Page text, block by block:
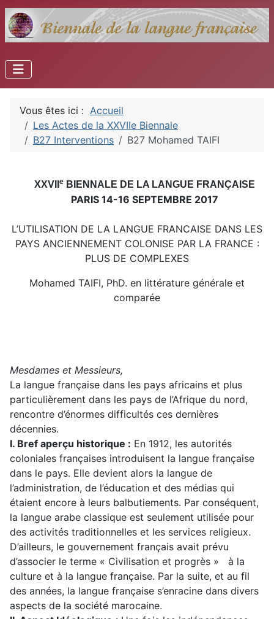
Vous êtes ici : Accueil
Les Actes de la XXVIIe Biennale
B27 Interventions
B27 Mohamed TAIFI
XXVII eBIENNALE DE LA LANGUE FRANÇAISE
PARIS 14-16 SEPTEMBRE 2017
L’UTILISATION DE LA LANGUE FRANCAISE DANS LES
PAYS ANCIENNEMENT COLONISE PAR LA FRANCE :
PLUS DE COMPLEXES
Mohamed TAIFI, PhD. en littérature générale et
comparée
Mesdames et Messieurs,
La langue française dans les pays africains et plus
particulièrement dans les pays de l’Afrique du nord,
rencontre d’énormes difficultés ces dernières
décennies.
I. Bref aperçu historique : En 1912, les autorités
coloniales françaises introduisent la langue française
dans le pays. Elle devient alors la langue de
l’administration, de l’éducation et des médias qui
étaient encore à leurs balbutiements. Par conséquent,
la langue arabe classique est seulement utilisée pour
des activités traditionnelles et les services religieux.
D’ailleurs, le gouvernement français avait prévu
d’associer le terme « Civilisation et progrès » à la
culture et à la langue française. Par la suite, et au fil
des années, la langue française s’enracine dans divers
aspects de la société marocaine.